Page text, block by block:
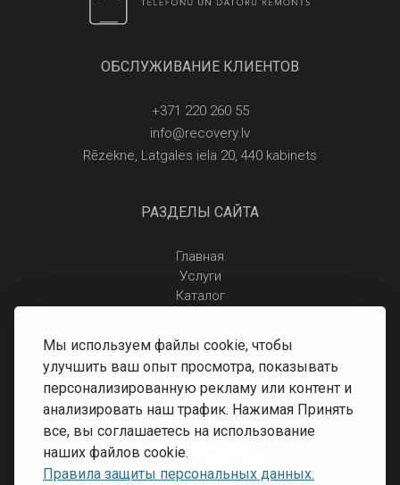
Мы используем файлы cookie, чтобы
улучшить ваш опыт просмотра, показывать
персонализированную рекламу или контент и
анализировать наш трафик. Нажимая Принять
все, вы соглашаетесь на использование
наших файлов cookie.
Правила защиты персональных данных.
ОБСЛУЖИВАНИЕ КЛИЕНТОВ
+371 220 260 55
info@recovery.lv
Rēzekne, Latgales iela 20, 440 kabinets
РАЗДЕЛЫ САЙТА
Главная
Услуги
Каталог
Правила защиты персональных данных
Доставка и оплата
Условия возврата